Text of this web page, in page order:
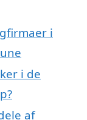
i
i de
af